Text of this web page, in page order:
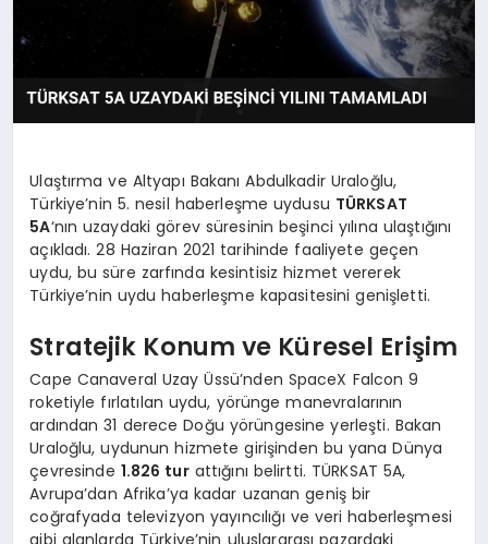
Ulaştırma ve Altyapı Bakanı Abdulkadir Uraloğlu,
Türkiye’nin 5. nesil haberleşme uydusu TÜRKSAT
5A‘nın uzaydaki görev süresinin beşinci yılına ulaştığını
açıkladı. 28 Haziran 2021 tarihinde faaliyete geçen
uydu, bu süre zarfında kesintisiz hizmet vererek
Türkiye’nin uydu haberleşme kapasitesini genişletti.
Stratejik Konum ve Küresel Erişim
Cape Canaveral Uzay Üssü’nden SpaceX Falcon 9
roketiyle fırlatılan uydu, yörünge manevralarının
ardından 31 derece Doğu yörüngesine yerleşti. Bakan
Uraloğlu, uydunun hizmete girişinden bu yana Dünya
çevresinde 1.826 turattığını belirtti. TÜRKSAT 5A,
Avrupa’dan Afrika’ya kadar uzanan geniş bir
coğrafyada televizyon yayıncılığı ve veri haberleşmesi
gibi alanlarda Türkiye’nin uluslararası pazardaki